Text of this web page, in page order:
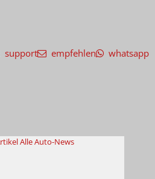
support empfehlen whatsapp
Alle Auto-News